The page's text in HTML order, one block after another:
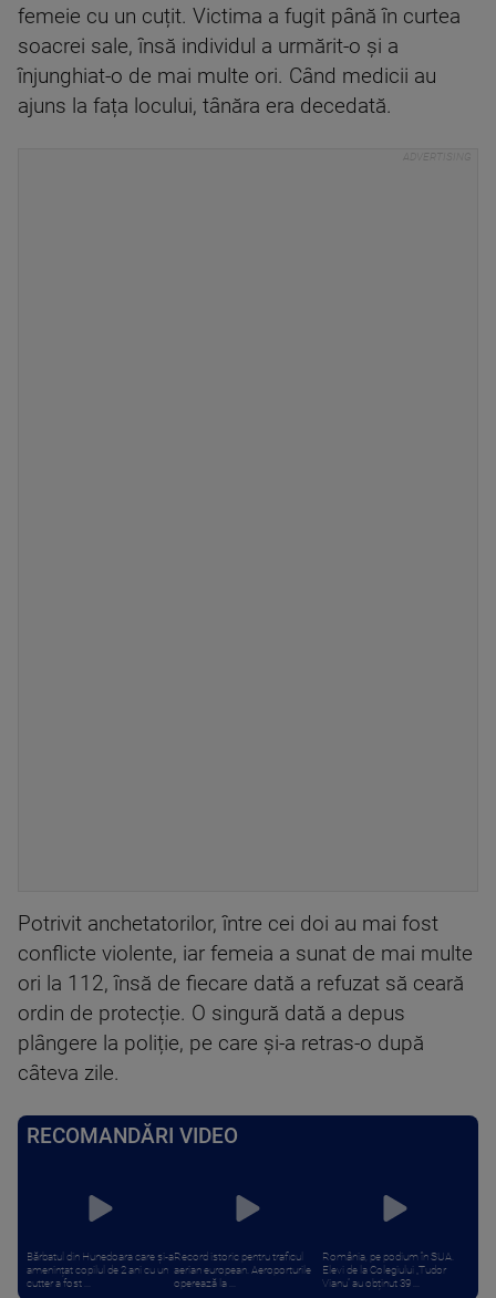
femeie cu un cuțit. Victima a fugit până în curtea
soacrei sale, însă individul a urmărit-o și a
înjunghiat-o de mai multe ori. Când medicii au
ajuns la fața locului, tânăra era decedată.
Potrivit anchetatorilor, între cei doi au mai fost
conflicte violente, iar femeia a sunat de mai multe
ori la 112, însă de fiecare dată a refuzat să ceară
ordin de protecție. O singură dată a depus
plângere la poliție, pe care și-a retras-o după
câteva zile.
RECOMANDĂRI VIDEO
Bărbatul din Hunedoara care și-a
amenințat copilul de 2 ani cu un
cutter a fost ...
Record istoric pentru traficul
aerian european. Aeroporturile
operează la ...
România, pe podium în SUA.
Elevi de la Colegiului „Tudor
Vianu” au obținut 39 ...